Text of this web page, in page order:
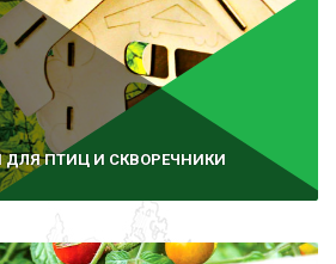
ПТИЦ И СКВОРЕЧНИКИ